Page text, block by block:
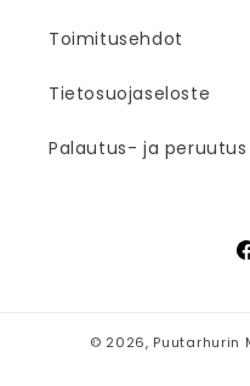
Toimitusehdot
Tietosuojaseloste
Palautus- ja peruutus
© 2026, Puutarhurin